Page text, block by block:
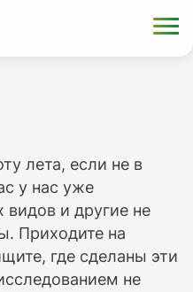
лета, если не в
у нас уже
видов и другие не
Приходите на
где сделаны эти
не